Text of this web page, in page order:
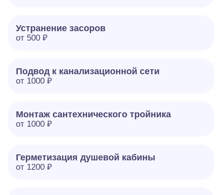
Устранение засоров
от 500 ₽
Подвод к канализационной сети
от 1000 ₽
Монтаж сантехнического тройника
от 1000 ₽
Герметизация душевой кабины
от 1200 ₽